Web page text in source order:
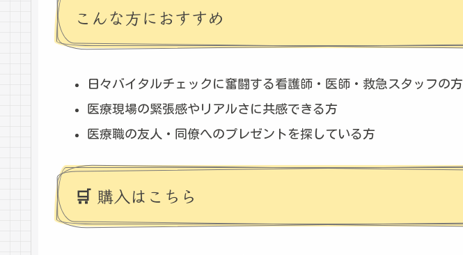
こんな方におすすめ
日々バイタルチェックに奮闘する看護師・医師・救急スタッフの方
医療現場の緊張感やリアルさに共感できる方
医療職の友人・同僚へのプレゼントを探している方
🛒 購入はこちら